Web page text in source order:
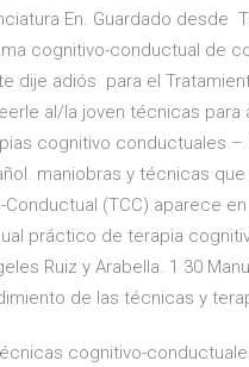
En. Guardado
cognitivo-conductual de
dije adiós para el
al/la joven técnicas para
cognitivo conductuales –
maniobras y técnicas
(TCC) aparece
práctico de terapia
Ruiz y Arabella. 1 30
de las técnicas y
cognitivo-